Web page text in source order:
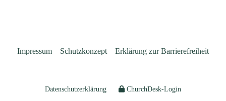
Impressum Schutzkonzept Erklärung zur Barrierefreiheit
Datenschutzerklärung ChurchDesk-Login